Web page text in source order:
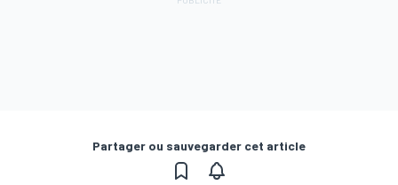
Partager ou sauvegarder cet article